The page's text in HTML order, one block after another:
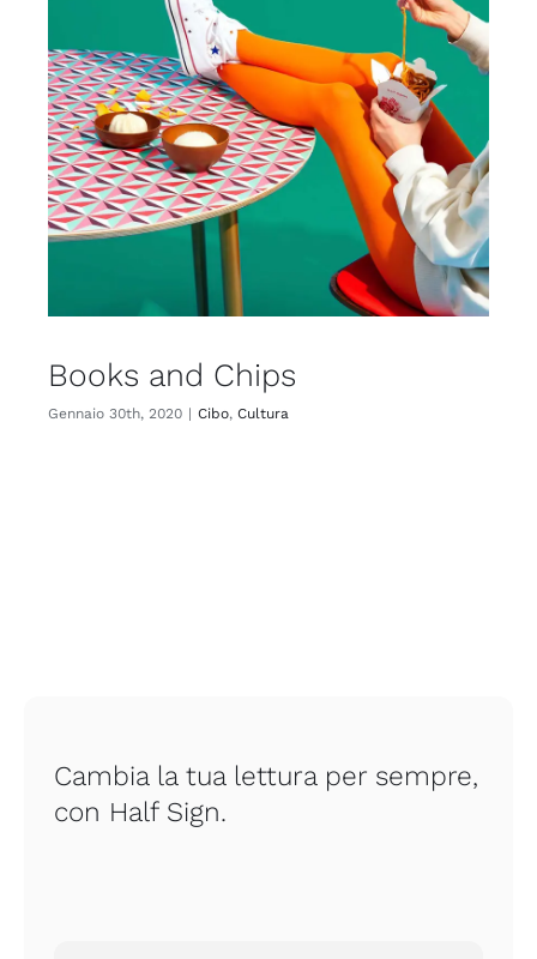
Books and Chips
Gennaio 30th, 2020 | Cibo, Cultura
Cambia la tua lettura per sempre,
con Half Sign.